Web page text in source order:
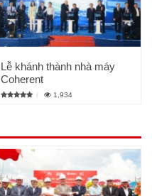
Lễ khánh thành nhà máy
Coherent
1,934